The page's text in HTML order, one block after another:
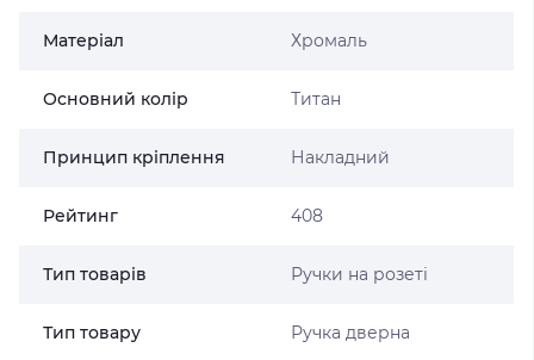
Матеріал Хромаль
Основний колір Титан
Принцип кріплення Накладний
Рейтинг 408
Тип товарів Ручки на розеті
Тип товару Ручка дверна